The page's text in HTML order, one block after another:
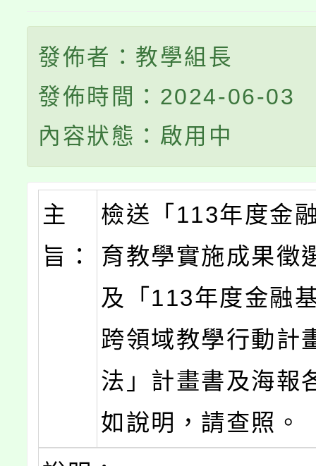
發佈者：教學組長
發佈時間：2024-06-03
內容狀態：啟用中
主
旨：
檢送「113年度金
育教學實施成果徵
及「113年度金融
跨領域教學行動計
法」計畫書及海報
如說明，請查照。